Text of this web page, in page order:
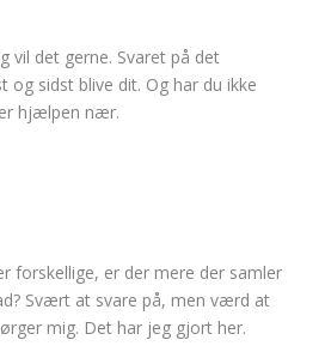
vil det gerne. Svaret på det
og sidst blive dit. Og har du ikke
hjælpen nær.
forskellige, er der mere der samler
Svært at svare på, men værd at
mig. Det har jeg gjort her.